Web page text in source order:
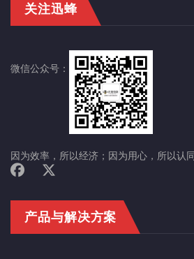
关注迅蜂
微信公众号：
因为效率，所以经济；因为用心，所以认
产品与解决方案